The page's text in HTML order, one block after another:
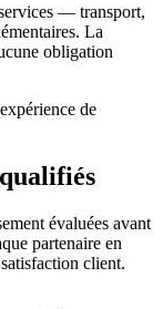
— transport,
La
obligation
de
évaluées avant
partenaire en
client.